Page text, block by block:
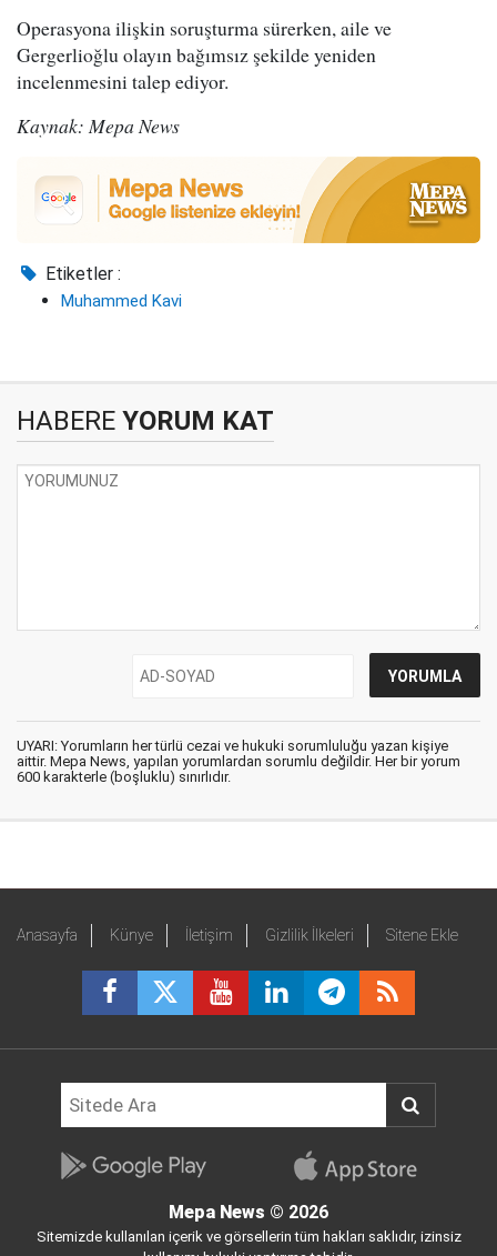
Operasyona ilişkin soruşturma sürerken, aile ve
Gergerlioğlu olayın bağımsız şekilde yeniden
incelenmesini talep ediyor.
Kaynak: Mepa News
Etiketler :
Muhammed Kavi
HABERE YORUM KAT
UYARI: Yorumların her türlü cezai ve hukuki sorumluluğu yazan kişiye
aittir. Mepa News, yapılan yorumlardan sorumlu değildir. Her bir yorum
600 karakterle (boşluklu) sınırlıdır.
Anasayfa Künye İletişim Gizlilik İlkeleri Sitene Ekle
Mepa News © 2026
Sitemizde kullanılan içerik ve görsellerin tüm hakları saklıdır, izinsiz